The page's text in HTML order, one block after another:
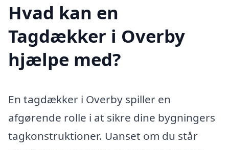
Hvad kan en
Tagdækker i Overby
hjælpe med?
En tagdækker i Overby spiller en
afgørende rolle i at sikre dine bygningers
tagkonstruktioner. Uanset om du står